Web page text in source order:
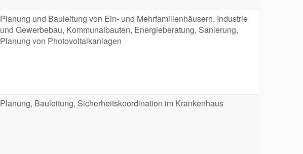
Planung und Bauleitung von Ein- und Mehrfamilienhäusern, Industrie
und Gewerbebau, Kommunalbauten, Energieberatung, Sanierung,
Planung von Photovoltaikanlagen
Planung, Bauleitung, Sicherheitskoordination im Krankenhaus